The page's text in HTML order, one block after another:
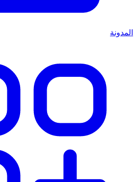
المدونة